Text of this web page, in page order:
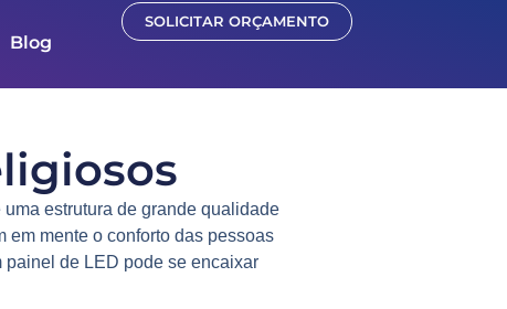
Blog
SOLICITAR ORÇAMENTO
estrutura de grande qualidade
em mente o conforto das pessoas
painel de LED pode se encaixar